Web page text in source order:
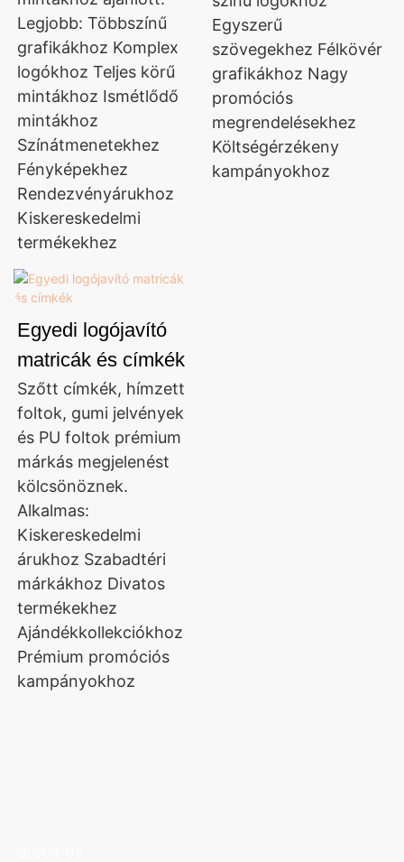
Legjobb: Többszínű
grafikákhoz Komplex
logókhoz Teljes körű
mintákhoz Ismétlődő
mintákhoz
Színátmenetekhez
Fényképekhez
Rendezvényárukhoz
Kiskereskedelmi
termékekhez
Egyszerű
szövegekhez Félkövér
grafikákhoz Nagy
promóciós
megrendelésekhez
Költségérzékeny
kampányokhoz
Egyedi logójavító
matricák és címkék
Szőtt címkék, hímzett
foltok, gumi jelvények
és PU foltok prémium
márkás megjelenést
kölcsönöznek.
Alkalmas:
Kiskereskedelmi
árukhoz Szabadtéri
márkákhoz Divatos
termékekhez
Ajándékkollekciókhoz
Prémium promóciós
kampányokhoz